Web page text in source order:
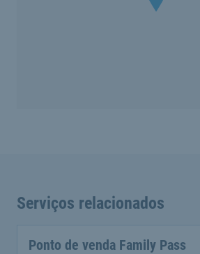
Serviços relacionados
Ponto de venda Family Pass